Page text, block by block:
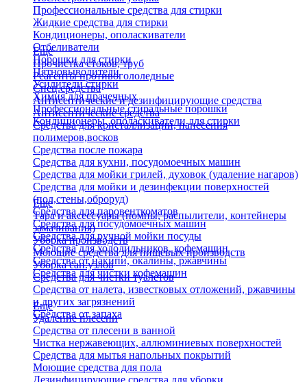
Профессиональные средства для стирки
Жидкие средства для стирки
Кондиционеры, ополаскиватели
Отбеливатели
Порошки для стирки
Пятновыводители
Усилители стирки
Химия для прачечных
Профессиональные стиральные порошки
Кондиционеры, ополаскиватели для стирки
Еще
Прочистка стоков, труб
Реагенты противогололедные
Спец.средства
Антисептические и дезинфицирующие средства
Антисептические средства
Средства для кристаллизации, нанесения
полимеров,восков
Средства после пожара
Средства для кухни, посудомоечных машин
Средства для мойки грилей, духовок (удаление нагаров)
Средства для мойки и дезинфекции поверхностей
(пол,стены,оброруд)
Средства для паровенткоматов
Средства для посудомоечных машин
Средства для ручной мойки посуды
Средства для холодильников, кофемашин
Средства от накипи, окалины, ржавчины
Средства для чистки кофемашин
Еще
Тара и аксессуары (помпы, распылители, контейнеры
замачивания)
Уборка производств
Моющие средства для пищевых производств
Уборка сан.узлов
Средства для чистки туалетов
Средства от налета, известковых отложений, ржавчины
и других загрязнений
Средства от запаха
Еще
Удаление плесени
Средства от плесени в ванной
Чистка нержавеющих, аллюминиевых поверхностей
Средства для мытья напольных покрытий
Моющие средства для пола
Дезинфицирующие средства для уборки